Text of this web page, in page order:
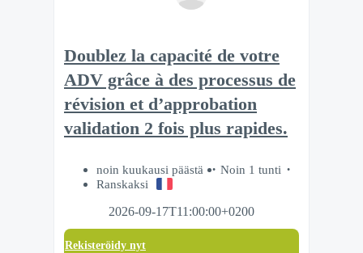
Doublez la capacité de votre
ADV grâce à des processus de
révision et d’approbation
validation 2 fois plus rapides.
noin kuukausi päästä
Noin 1 tunti
Ranskaksi
2026-09-17T11:00:00+0200
Rekisteröidy nyt